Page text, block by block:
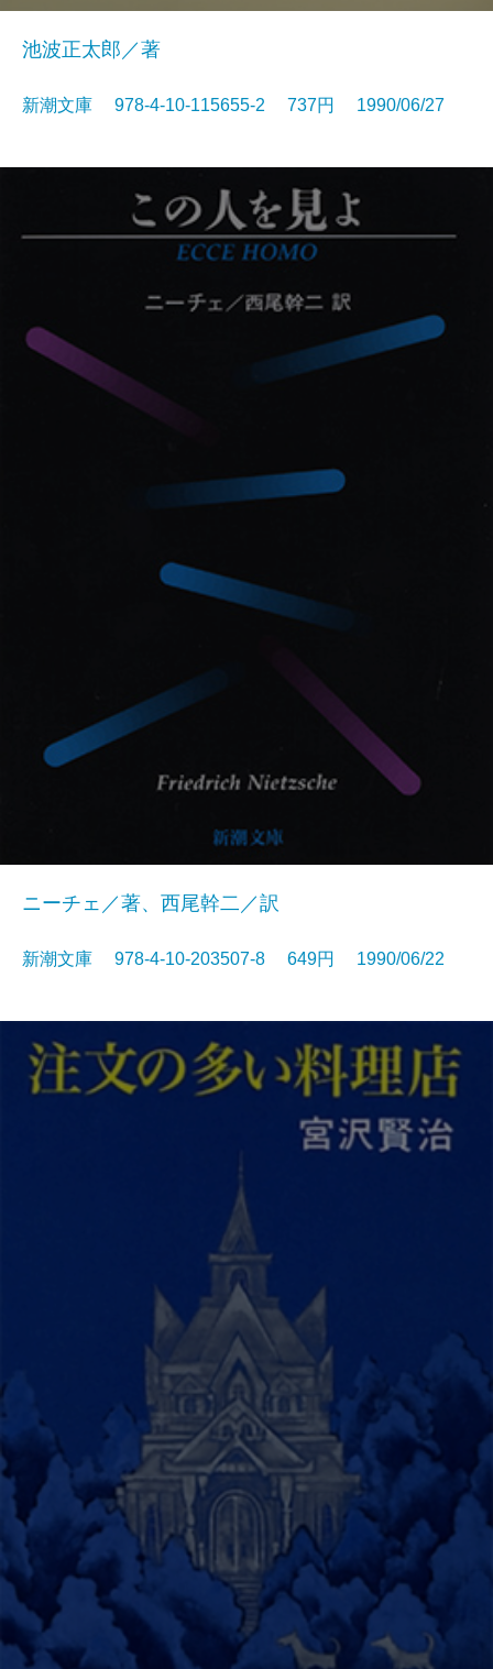
池波正太郎／著
新潮文庫 978-4-10-115655-2 737円 1990/06/27
ニーチェ／著、西尾幹二／訳
新潮文庫 978-4-10-203507-8 649円 1990/06/22